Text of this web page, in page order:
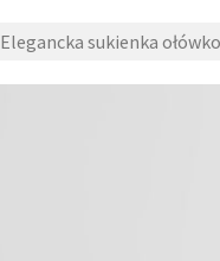
Elegancka sukienka